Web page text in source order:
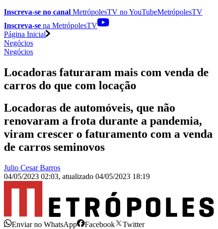
Inscreva-se no canal MetrópolesTV noYouTubeMetrópolesTV
Inscreva-se na MetrópolesTV
Página Inicial
Negócios
Negócios
Locadoras faturaram mais com venda de
carros do que com locação
Locadoras de automóveis, que não
renovaram a frota durante a pandemia,
viram crescer o faturamento com a venda
de carros seminovos
Julio Cesar Barros
04/05/2023 02:03, atualizado 04/05/2023 18:19
Enviar no WhatsApp Facebook
Twitter